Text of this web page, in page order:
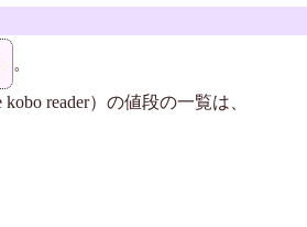
。
reader）の値段の一覧は、